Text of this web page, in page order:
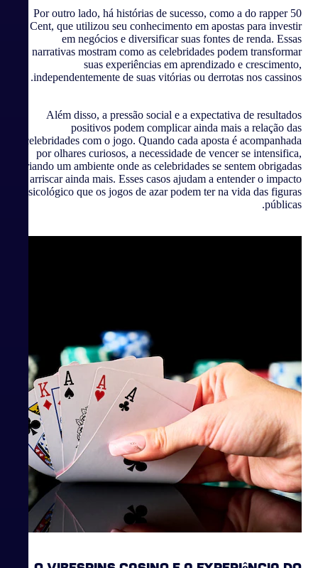
Por outro lado, há histórias de sucesso, como a do rapper 50
Cent, que utilizou seu conhecimento em apostas para investir
em negócios e diversificar suas fontes de renda. Essas
narrativas mostram como as celebridades podem transformar
suas experiências em aprendizado e crescimento,
independentemente de suas vitórias ou derrotas nos cassinos.
Além disso, a pressão social e a expectativa de resultados
positivos podem complicar ainda mais a relação das
celebridades com o jogo. Quando cada aposta é acompanhada
por olhares curiosos, a necessidade de vencer se intensifica,
criando um ambiente onde as celebridades se sentem obrigadas
a arriscar ainda mais. Esses casos ajudam a entender o impacto
psicológico que os jogos de azar podem ter na vida das figuras
públicas.